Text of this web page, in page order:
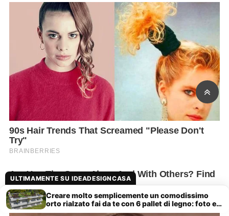
ULTIMAMENTE SU IDEADESIGNCASA
Creare molto semplicemente un comodissimo
orto rialzato fai da te con 6 pallet di legno: foto e
tutorial